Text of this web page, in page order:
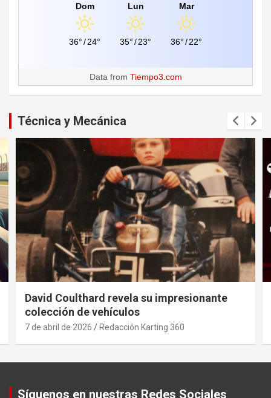
Dom
36°/24°
Lun
35°/23°
Mar
36°/22°
Data from Tiempo3.com
Técnica y Mecánica
David Coulthard revela su impresionante
colección de vehículos
7 de abril de 2026 Redacción Karting 360
Síguenos en nuestras Redes Sociales